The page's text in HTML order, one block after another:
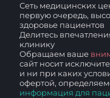
Сеть медицинских
первую очередь,
здоровье пациентов
Делитесь
клинику
Обращаем ваше
сайт носит
и ни при каких
офертой,
информация для